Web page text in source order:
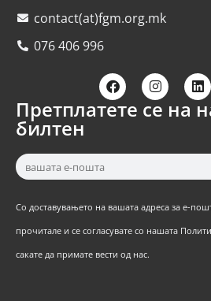
contact(at)fgm.org.mk
076 406 996
Претплатете се на
билтен
Со доставувањето на вашата адреса за е-
прочитале и се согласувате со нашата
сакате да примате вести од нас.